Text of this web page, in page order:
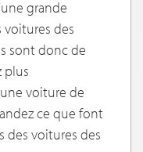
grande
voitures des
sont donc de
plus
voiture de
ce que font
des voitures des